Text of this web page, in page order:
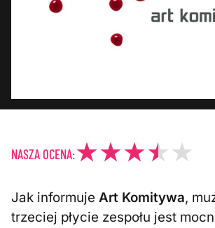
NASZA OCENA:
Jak informujeArt Komitywa,
trzeciej płycie zespołu jest